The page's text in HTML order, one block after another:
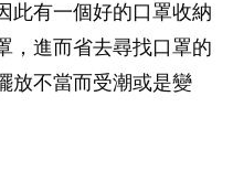
此有一個好的口罩收納
，進而省去尋找口罩的
放不當而受潮或是變